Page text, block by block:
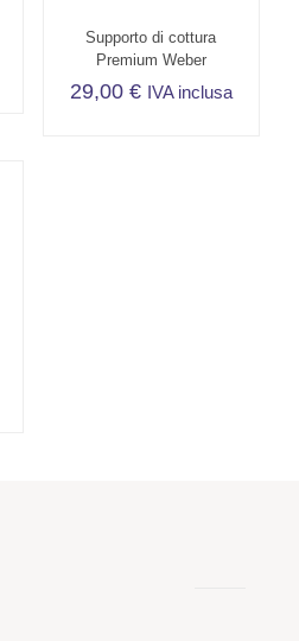
Supporto di cottura
Premium Weber
29,00 € IVA inclusa